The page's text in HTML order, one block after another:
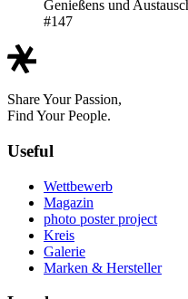
Genießens und
#147
Share Your Passion,
Find Your People.
Useful
Wettbewerb
Magazin
photo poster project
Kreis
Galerie
Marken & Hersteller